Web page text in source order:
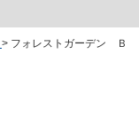
> フォレストガーデン Ｂ